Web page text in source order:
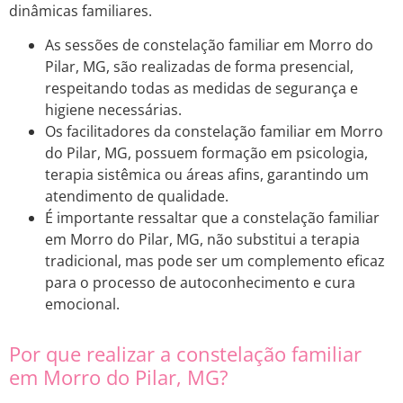
dinâmicas familiares.
As sessões de constelação familiar em Morro do
Pilar, MG, são realizadas de forma presencial,
respeitando todas as medidas de segurança e
higiene necessárias.
Os facilitadores da constelação familiar em Morro
do Pilar, MG, possuem formação em psicologia,
terapia sistêmica ou áreas afins, garantindo um
atendimento de qualidade.
É importante ressaltar que a constelação familiar
em Morro do Pilar, MG, não substitui a terapia
tradicional, mas pode ser um complemento eficaz
para o processo de autoconhecimento e cura
emocional.
Por que realizar a constelação familiar
em Morro do Pilar, MG?